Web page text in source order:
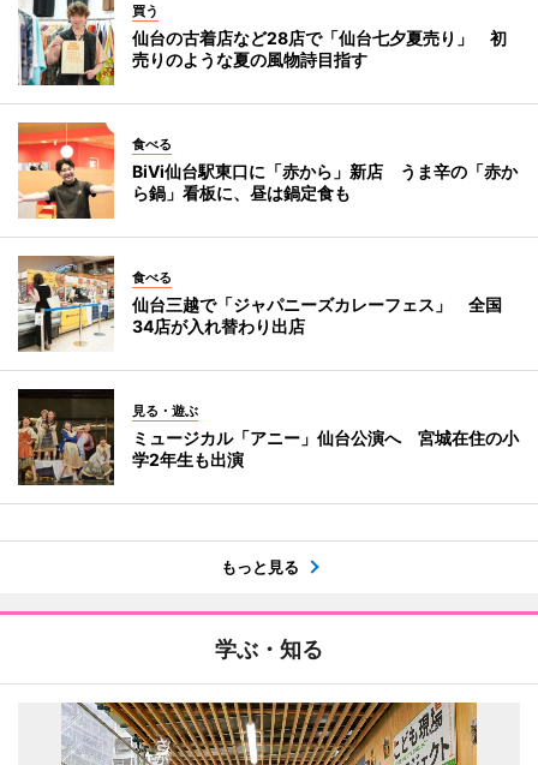
買う
仙台の古着店など28店で「仙台七夕夏売り」 初
売りのような夏の風物詩目指す
食べる
BiVi仙台駅東口に「赤から」新店 うま辛の「赤か
ら鍋」看板に、昼は鍋定食も
食べる
仙台三越で「ジャパニーズカレーフェス」 全国
34店が入れ替わり出店
見る・遊ぶ
ミュージカル「アニー」仙台公演へ 宮城在住の小
学2年生も出演
もっと見る
学ぶ・知る